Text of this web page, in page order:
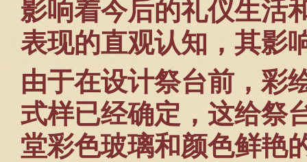
影响着今后的礼仪生活
表现的直观认知，其影
由于在设计祭台前，彩
式样已经确定，这给祭
堂彩色玻璃和颜色鲜艳